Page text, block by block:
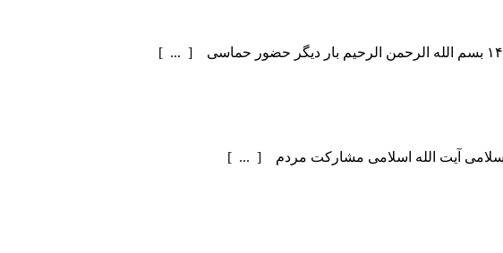
آیت الله اسلامی مشارکت مردم [ ... ]